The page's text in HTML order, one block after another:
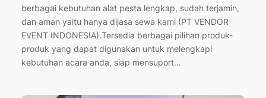
berbagai kebutuhan alat pesta lengkap, sudah terjamin,
dan aman yaitu hanya dijasa sewa kami (PT VENDOR
EVENT INDONESIA).Tersedia berbagai pilihan produk-
produk yang dapat digunakan untuk melengkapi
kebutuhan acara anda, siap mensuport…